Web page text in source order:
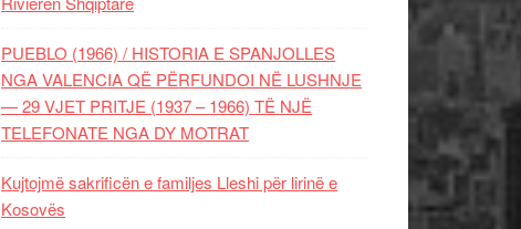
PUEBLO (1966) / HISTORIA E SPANJOLLES
NGA VALENCIA QË PËRFUNDOI NË LUSHNJE
— 29 VJET PRITJE (1937 – 1966) TË NJË
TELEFONATE NGA DY MOTRAT
Kujtojmë sakrificën e familjes Lleshi për lirinë e
Kosovës